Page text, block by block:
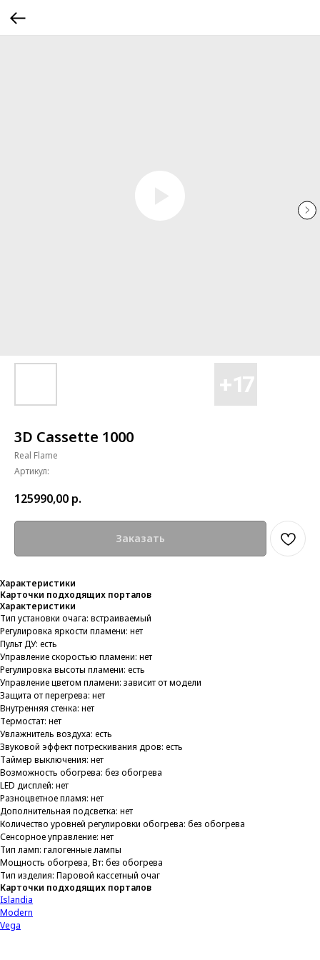
3D Cassette 1000
Real Flame
Артикул:
125990,00 р.
Заказать
Характеристики
Карточки подходящих порталов
Характеристики
Тип установки очага: встраиваемый
Регулировка яркости пламени: нет
Пульт ДУ: есть
Управление скоростью пламени: нет
Регулировка высоты пламени: есть
Управление цветом пламени: зависит от модели
Защита от перегрева: нет
Внутренняя стенка: нет
Термостат: нет
Увлажнитель воздуха: есть
Звуковой эффект потрескивания дров: есть
Таймер выключения: нет
Возможность обогрева: без обогрева
LED дисплей: нет
Разноцветное пламя: нет
Дополнительная подсветка: нет
Количество уровней регулировки обогрева: без обогрева
Сенсорное управление: нет
Тип ламп: галогенные лампы
Мощность обогрева, Вт: без обогрева
Тип изделия: Паровой кассетный очаг
Карточки подходящих порталов
Islandia
Modern
Vega